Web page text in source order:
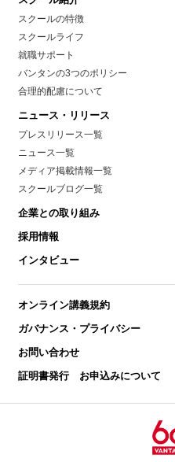
スクールの特徴
スクールライフ
就職サポート
バンタンの3つのポリシー
合理的配慮について
ニュース・リリース
プレスリリース一覧
ニュース一覧
メディア掲載情報一覧
スクールブログ一覧
企業との取り組み
採用情報
インタビュー
オンライン講義規約
ガバナンス・プライバシー
お問い合わせ
証明書発行 お申込みについて